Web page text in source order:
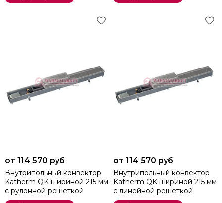
от 114 570 руб
Внутрипольный конвектор
Katherm QK шириной 215 мм
с рулонной решеткой
от 114 570 руб
Внутрипольный конвектор
Katherm QK шириной 215 мм
с линейной решеткой